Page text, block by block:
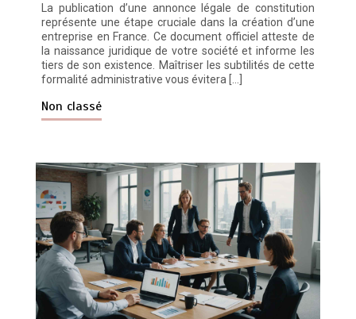
La publication d’une annonce légale de constitution
représente une étape cruciale dans la création d’une
entreprise en France. Ce document officiel atteste de
la naissance juridique de votre société et informe les
tiers de son existence. Maîtriser les subtilités de cette
formalité administrative vous évitera […]
Non classé